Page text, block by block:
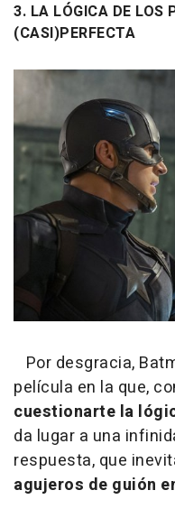
3. LA LÓGICA DE LOS
(CASI)PERFECTA
Por desgracia,
película en la que,
cuestionarte la
da lugar a una
respuesta, que
agujeros de guión